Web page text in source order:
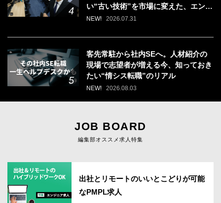
い“古い技術”を市場に変えた、エンジ
ニアの「戦う場所」の選び方
NEW! 2026.07.31
客先常駐から社内SEへ。人材紹介の
現場で志望者が増える今、知っておき
たい“情シス転職”のリアル
NEW! 2026.08.03
JOB BOARD
編集部オススメ求人特集
出社とリモートのいいとこどりが可能
なPMPL求人